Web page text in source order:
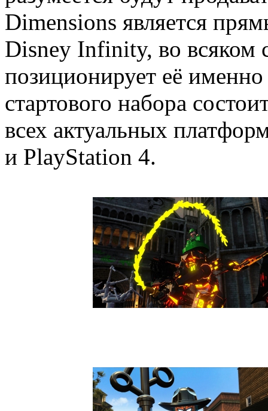
Dimensions является
Disney Infinity, во всяком
позиционирует её
стартового набора
всех актуальных
и PlayStation 4.